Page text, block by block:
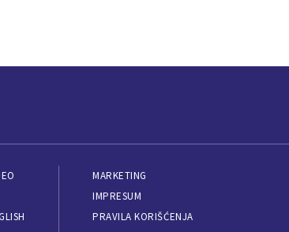
MARKETING
IMPRESUM
PRAVILA KORIŠĆENJA